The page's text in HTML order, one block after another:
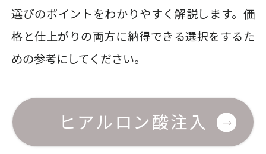
選びのポイントをわかりやすく解説します。価
格と仕上がりの両方に納得できる選択をするた
めの参考にしてください。
ヒアルロン酸注入